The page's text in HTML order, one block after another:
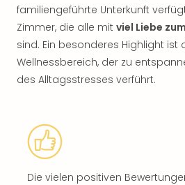
familiengeführte Unterkunft
Zimmer, die alle mit viel Liebe
sind. Ein besonderes Highlight ist
Wellnessbereich, der zu
des Alltagsstresses verführt.
Die vielen positiven